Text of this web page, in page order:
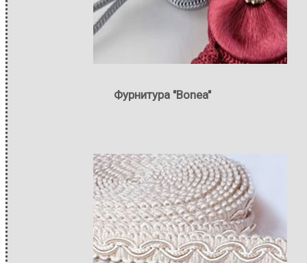
Фурнитура "Bonea"